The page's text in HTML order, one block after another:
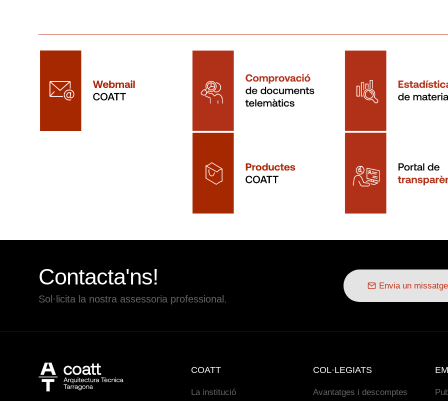
Contacta'ns!
Sol·licita la nostra assessoria professional.
Envia un missatge
COATT
La institució
COL·LEGIATS
Avantatges i descomptes